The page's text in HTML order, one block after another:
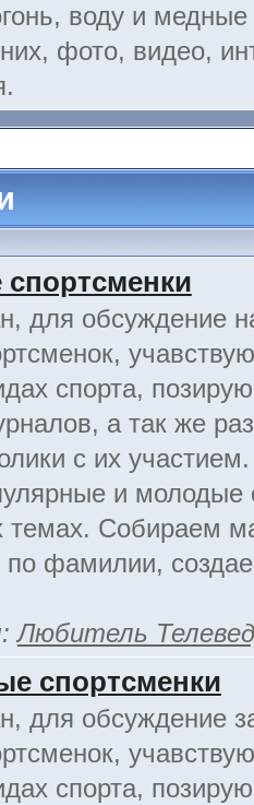
воду и медные
фото, видео,
спортсменки
для обсуждение
спорта,
а так же
с их
и молодые
темах. Собираем
по фамилии,
Любитель
спортсменки
для обсуждение
спорта,